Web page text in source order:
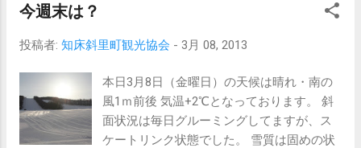
のウナベツスキー場 本日は午前中1級・2級
方は合格できるように頑張って下さい。 明
くは電話等で確認上 ご来場下さい。
（電話がつながりにくい場合
がございます。予めご了承下さい。）
今週末は？
投稿者: 知床斜里町観光協会 - 3月 08, 2013
本日3月8日（金曜日）の天候は晴れ・南の
風1ｍ前後 気温+2℃となっております。 斜
面状況は毎日グルーミングしてますが、ス
ケートリンク状態でした。 雪質は固めの状